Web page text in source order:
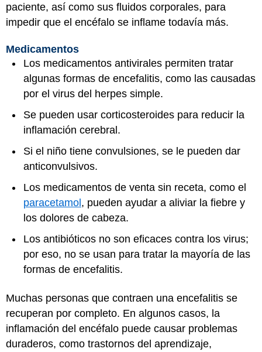
paciente, así como sus fluidos corporales, para
impedir que el encéfalo se inflame todavía más.
Medicamentos
Los medicamentos antivirales permiten tratar
algunas formas de encefalitis, como las causadas
por el virus del herpes simple.
Se pueden usar corticosteroides para reducir la
inflamación cerebral.
Si el niño tiene convulsiones, se le pueden dar
anticonvulsivos.
Los medicamentos de venta sin receta, como el
paracetamol , pueden ayudar a aliviar la fiebre y
los dolores de cabeza.
Los antibióticos no son eficaces contra los virus;
por eso, no se usan para tratar la mayoría de las
formas de encefalitis.
Muchas personas que contraen una encefalitis se
recuperan por completo. En algunos casos, la
inflamación del encéfalo puede causar problemas
duraderos, como trastornos del aprendizaje,